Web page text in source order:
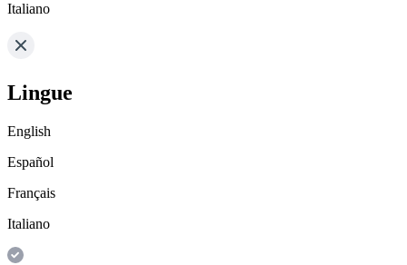
Italiano
Lingue
English
Español
Français
Italiano